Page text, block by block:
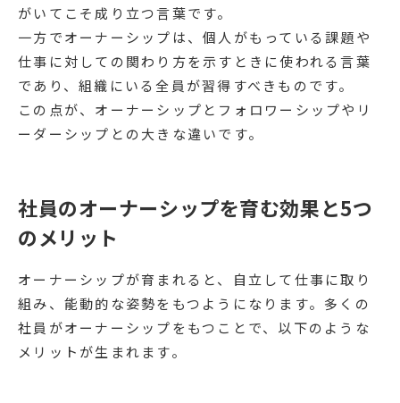
がいてこそ成り立つ言葉です。
一方でオーナーシップは、個人がもっている課題や
仕事に対しての関わり方を示すときに使われる言葉
であり、組織にいる全員が習得すべきものです。
この点が、オーナーシップとフォロワーシップやリ
ーダーシップとの大きな違いです。
社員のオーナーシップを育む効果と5つ
のメリット
オーナーシップが育まれると、自立して仕事に取り
組み、能動的な姿勢をもつようになります。多くの
社員がオーナーシップをもつことで、以下のような
メリットが生まれます。